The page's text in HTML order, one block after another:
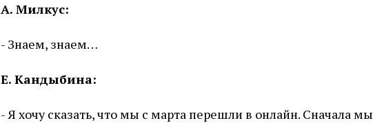
А. Милкус:
- Знаем, знаем…
Е. Кандыбина:
- Я хочу сказать, что мы с марта перешли в онлайн. Сначала